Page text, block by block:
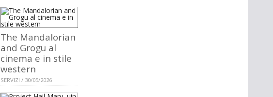
The Mandalorian
and Grogu al
cinema e in stile
western
SERVIZI / 30/05/2026